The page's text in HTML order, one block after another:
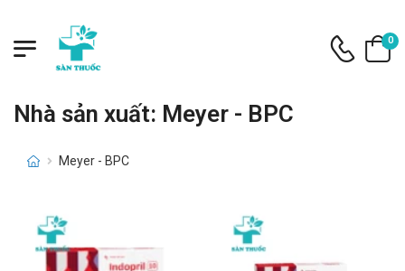
0
Nhà sản xuất: Meyer - BPC
Meyer - BPC